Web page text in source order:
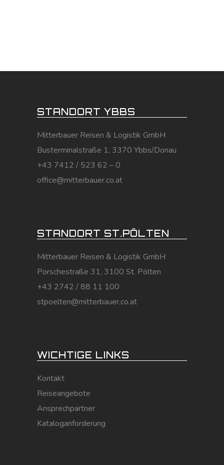
STANDORT YBBS
Mitterbauer Reisen & Logistik GmbH
Busterminalstraße 1, 3370 Ybbs/Donau
+43 7412 / 523 62 – 0
office@mitterbauer.co.at
STANDORT ST.PÖLTEN
Mitterbauer Reisen & Logistik GmbH
Porschestraße 31, 3100 St. Pölten
+43 2742 / 88 11 100
stpoelten@mitterbauer.co.at
WICHTIGE LINKS
Kontakt
Reiseangebote
Ansprechpartner
Kataloganforderung